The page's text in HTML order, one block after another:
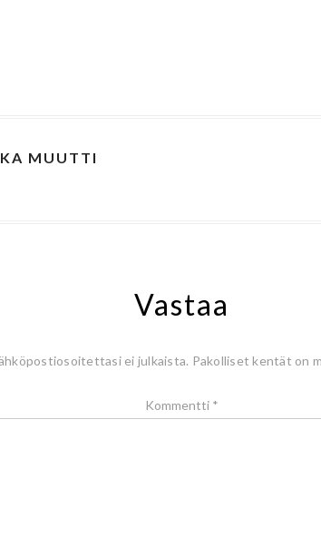
MUUTTI
Vastaa
ei julkaista. Pakolliset kentät on
Kommentti *